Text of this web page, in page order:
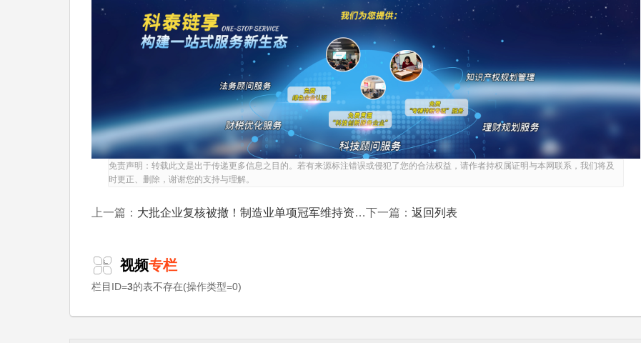
2023年认定的广东省省级制造业单项冠军企业须参加今年的复核评价工作。复核标准与初次认定保持统一，
程序和标准参照遴选条件和程序执行。
复核流程完整规范：企业自主线上提交全套复核材料，通过"数字工信"平台在线填写申请书及相关附件;地
市工信局初审推荐;省级专家评审与实地抽查;公示后发布复核通过名单。逾期未提交复核材料的企业，将依据
《管理办法》撤销认定，直接视为自动放弃资质。
复核淘汰核心情形包括：细分赛道市场份额大幅萎缩、研发投入持续不达标、主营业务偏离细分领域、存
在重大失信记录、年报多次逾期未填报。复核不通过企业移出企业库，不再享受技改、融资、人才、土地等倾
斜政策。复核合格企业延续3年单项冠军资质，优先推荐申报国家级制造业单项冠军，叠加省市两级财政奖励
与产业配套服务支持。
三、三大监管机制联动逻辑
经营与合规风险，到期复核完成三年综合评价。三者数据互通、标准统一，任何一环出现违规记录，都会传导
至下一环节审核，形成全周期约束。整套机制核心目标是筛选长期深耕细分赛道、持续创新、合规经营的优质
制造企业，淘汰弱化主业、创新停滞、存在合规隐患的企业，优化全省单项冠军培育梯队。
免责声明：转载此文是出于传递更多信息之目的。若有来源标注错误或侵犯了您的合法权益，请作者持权属证明与本网联系，我们将及
时更正、删除，谢谢您的支持与理解。
上一篇： 大批企业复核被撤！制造业单项冠军维持资质必做六件核心事 下一篇： 返回列表
视频专栏
栏目ID=3的表不存在(操作类型=0)